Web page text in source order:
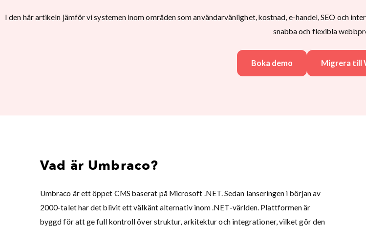
I den här artikeln jämför vi systemen inom områden som användarvänlighet, kostnad, e-handel, SEO och
snabba och flexibla
Boka demo Migrera till
Vad är Umbraco?
Umbraco är ett öppet CMS baserat på Microsoft .NET. Sedan lanseringen i början av
2000-talet har det blivit ett välkänt alternativ inom .NET-världen. Plattformen är
byggd för att ge full kontroll över struktur, arkitektur och integrationer, vilket gör den